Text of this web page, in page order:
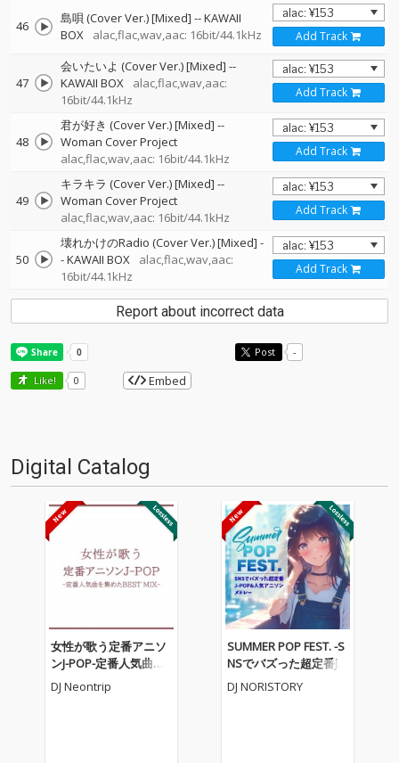
46 島唄 (Cover Ver.) [Mixed] --KAWAII
BOX
alac,flac,wav,aac: 16bit/44.1kHz Add Track
47
会いたいよ (Cover Ver.) [Mixed] --
KAWAII BOX
alac,flac,wav,aac:
16bit/44.1kHz
Add Track
48
君が好き (Cover Ver.) [Mixed] --
Woman Cover Project
alac,flac,wav,aac: 16bit/44.1kHz
Add Track
49
キラキラ (Cover Ver.) [Mixed] --
Woman Cover Project
alac,flac,wav,aac: 16bit/44.1kHz
Add Track
50
壊れかけのRadio (Cover Ver.) [Mixed] -
-KAWAII BOX
alac,flac,wav,aac:
16bit/44.1kHz
Add Track
Report about incorrect data
Post -
Like! 0 Embed
Digital Catalog
女性が歌う定番アニソ
ンJ-POP-定番人気曲を
集めたBEST MIX- (DJ MI
X)
DJ Neontrip
SUMMER POP FEST. -S
NSでバズった超定番J-P
OP&人気アニソンメド
レー- (DJ MIX)
DJ NORISTORY